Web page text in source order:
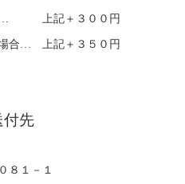
上記＋３００円
合… 上記＋３５０円
先
１－１